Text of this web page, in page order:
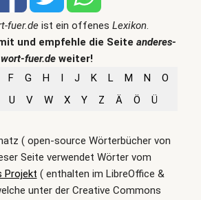
fuer.deist ein offenes Lexikon.
und empfehle die Seite anderes-
wort-fuer.de weiter!
F G H I J K L M N
O
U V W X Y Z Ä Ö Ü
( open-source Wörterbücher von
Seite verwendet Wörter vom
Projekt ( enthalten im LibreOffice &
unter der Creative Commons